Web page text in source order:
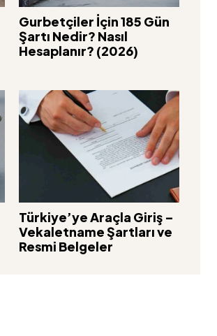
Gurbetçiler İçin 185 Gün
Şartı Nedir? Nasıl
Hesaplanır? (2026)
Türkiye’ye Araçla Giriş –
Vekaletname Şartları ve
Resmi Belgeler